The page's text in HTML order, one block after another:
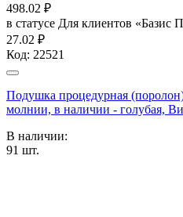
498.02 ₽
в статусе Для клиентов «Базис
27.02 ₽
Код: 22521
Подушка процедурная
молнии, в наличии - голубая,
В наличии:
91 шт.